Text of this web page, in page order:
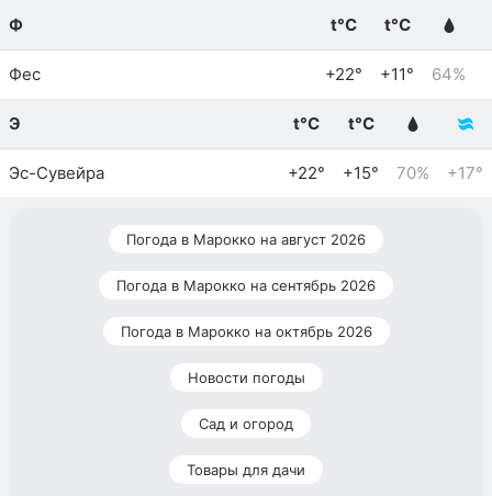
Ф t°C t°C
Фес +22° +11° 64%
Э t°C t°C
Эс-Сувейра +22° +15° 70% +17°
Погода в Марокко на август 2026
Погода в Марокко на сентябрь 2026
Погода в Марокко на октябрь 2026
Новости погоды
Сад и огород
Товары для дачи